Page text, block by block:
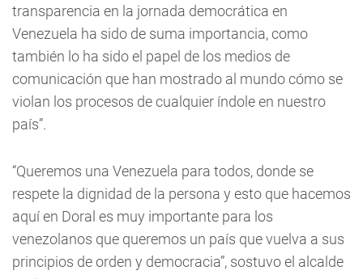
transparencia en la jornada democrática en
Venezuela ha sido de suma importancia, como
también lo ha sido el papel de los medios de
comunicación que han mostrado al mundo cómo se
violan los procesos de cualquier índole en nuestro
país”.
“Queremos una Venezuela para todos, donde se
respete la dignidad de la persona y esto que hacemos
aquí en Doral es muy importante para los
venezolanos que queremos un país que vuelva a sus
principios de orden y democracia”, sostuvo el alcalde